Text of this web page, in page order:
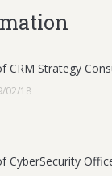
CRM Strategy
02/18
CyberSecurity